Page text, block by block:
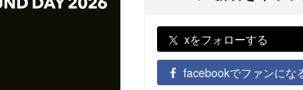
xをフォローする
facebookでファンにな